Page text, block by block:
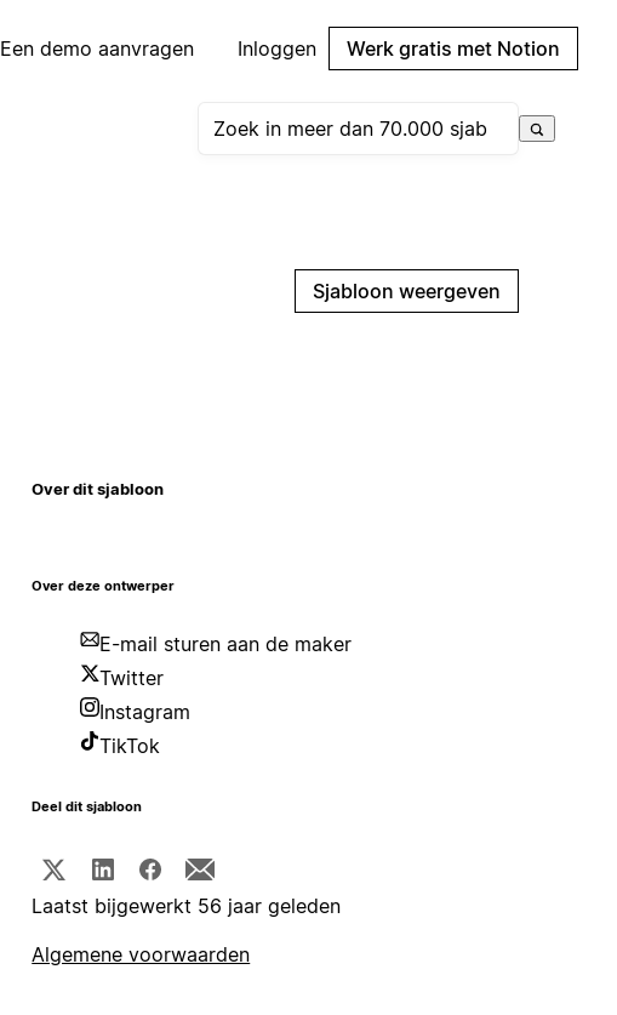
Een demo aanvragen Inloggen Werk gratis met Notion
Sjabloon weergeven
Over dit sjabloon
Over deze ontwerper
E-mail sturen aan de maker
Twitter
Instagram
TikTok
Deel dit sjabloon
Laatst bijgewerkt 56 jaar geleden
Algemene voorwaarden